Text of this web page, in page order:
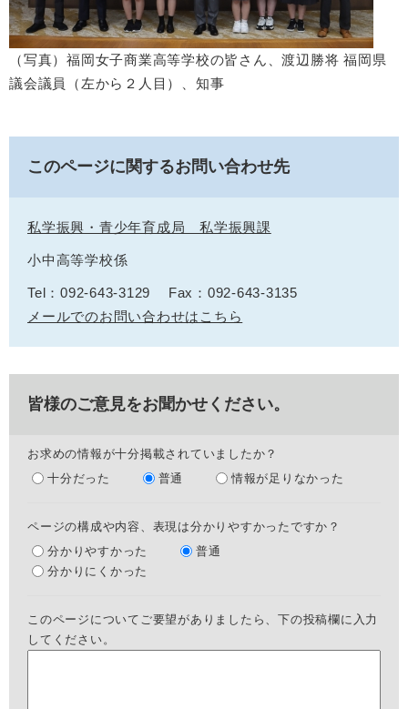
（写真）福岡女子商業高等学校の皆さん、渡辺勝将 福岡県
議会議員（左から２人目）、知事
このページに関するお問い合わせ先
私学振興・青少年育成局 私学振興課
小中高等学校係
Tel：092-643-3129
Fax：092-643-3135
メールでのお問い合わせはこちら
皆様のご意見をお聞かせください。
お求めの情報が十分掲載されていましたか？
十分だった
普通 情報が足りなかった
ページの構成や内容、表現は分かりやすかったですか？
分かりやすかった
普通
分かりにくかった
このページについてご要望がありましたら、下の投稿欄に入力
してください。